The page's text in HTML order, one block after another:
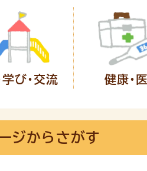
び・ 交流 健康・
ジからさがす